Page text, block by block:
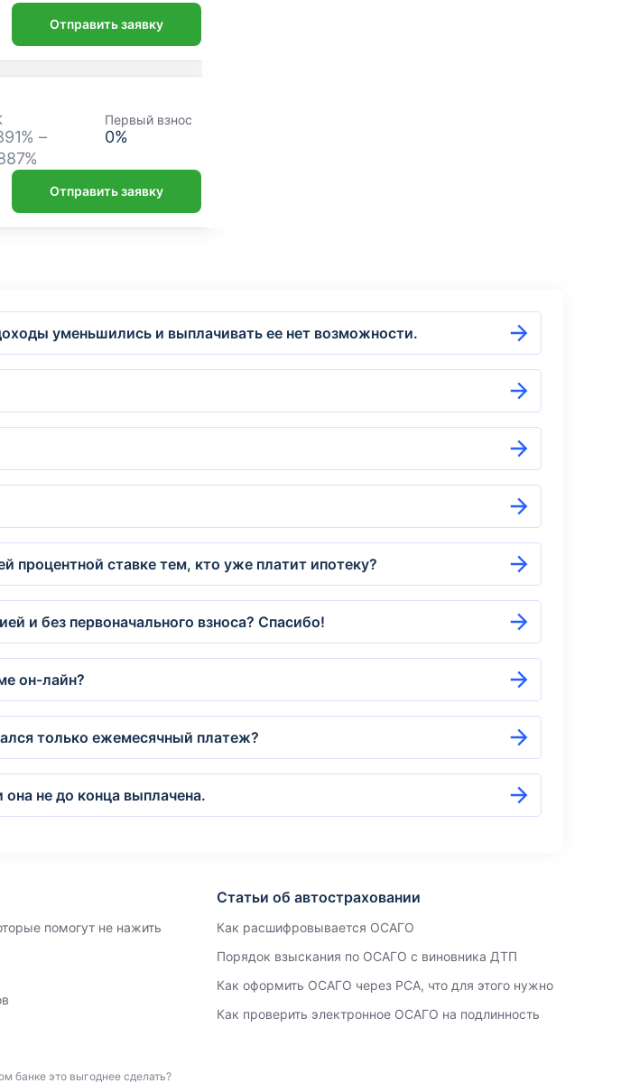
Отправить заявку
–
Первый взнос
0%
Отправить заявку
уменьшились и выплачивать ее нет возможности.
ставке тем, кто уже платит ипотеку?
и без первоначального взноса? Спасибо!
он-лайн?
только ежемесячный платеж?
не до конца выплачена.
помогут не нажить
Статьи об автостраховании
Как расшифровывается ОСАГО
Порядок взыскания по ОСАГО с виновника ДТП
Как оформить ОСАГО через РСА, что для этого нужно
Как проверить электронное ОСАГО на подлинность
банке это выгоднее сделать?